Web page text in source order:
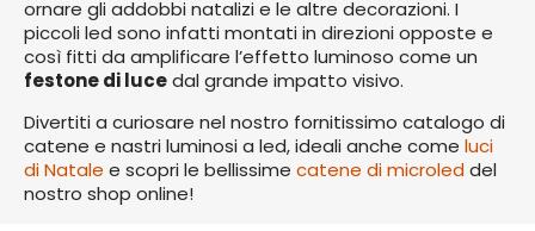
ornare gli addobbi natalizi e le altre decorazioni. I
piccoli led sono infatti montati in direzioni opposte e
così fitti da amplificare l’effetto luminoso come un
festone di lucedal grande impatto visivo.
Divertiti a curiosare nel nostro fornitissimo catalogo di
catene e nastri luminosi a led, ideali anche come luci
di Natale e scopri le bellissime catene di microleddel
nostro shop online!